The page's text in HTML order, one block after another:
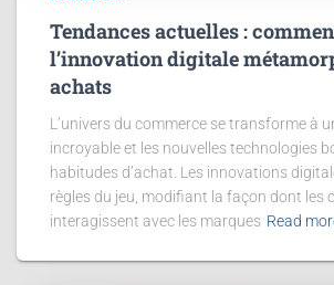
Tendances actuelles :
l’innovation digitale
achats
L’univers du commerce se transforme à
incroyable et les nouvelles technologies
habitudes d’achat. Les innovations
règles du jeu, modifiant la façon dont les
interagissent avec les marques Read